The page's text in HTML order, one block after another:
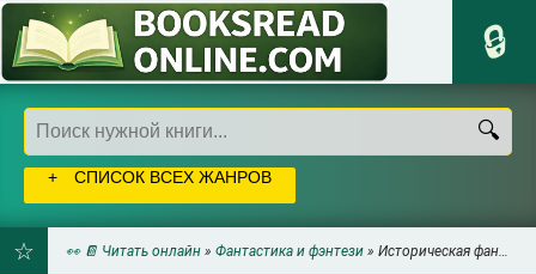
СПИСОК ВСЕХ ЖАНРОВ
👀 📔 Читать онлайн » Фантастика и фэнтези » Историческая фантастика